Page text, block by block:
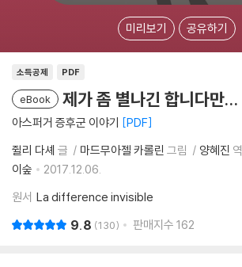
미리보기 공유하기
소득공제 PDF
eBook 제가 좀 별나긴 합니다만...
아스퍼거 증후군 이야기 PDF
쥘리 다셰 글 마드무아젤 카롤린 그림 양혜진 역
이숲
2017.12.06.
원서 La difference invisible
9.8 130 판매지수 162